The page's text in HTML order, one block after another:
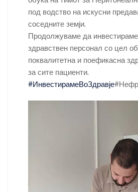
o
o
k
n
e
n
dl
y
под водство на искусни
соседните земји.
Продолжуваме да
здравствен персонал со цел
поквалитетна и поефикасна
за сите пациенти.
#ИнвестирамеВоЗдравје